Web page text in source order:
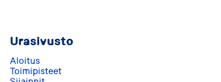
Urasivusto
Aloitus
Toimipisteet